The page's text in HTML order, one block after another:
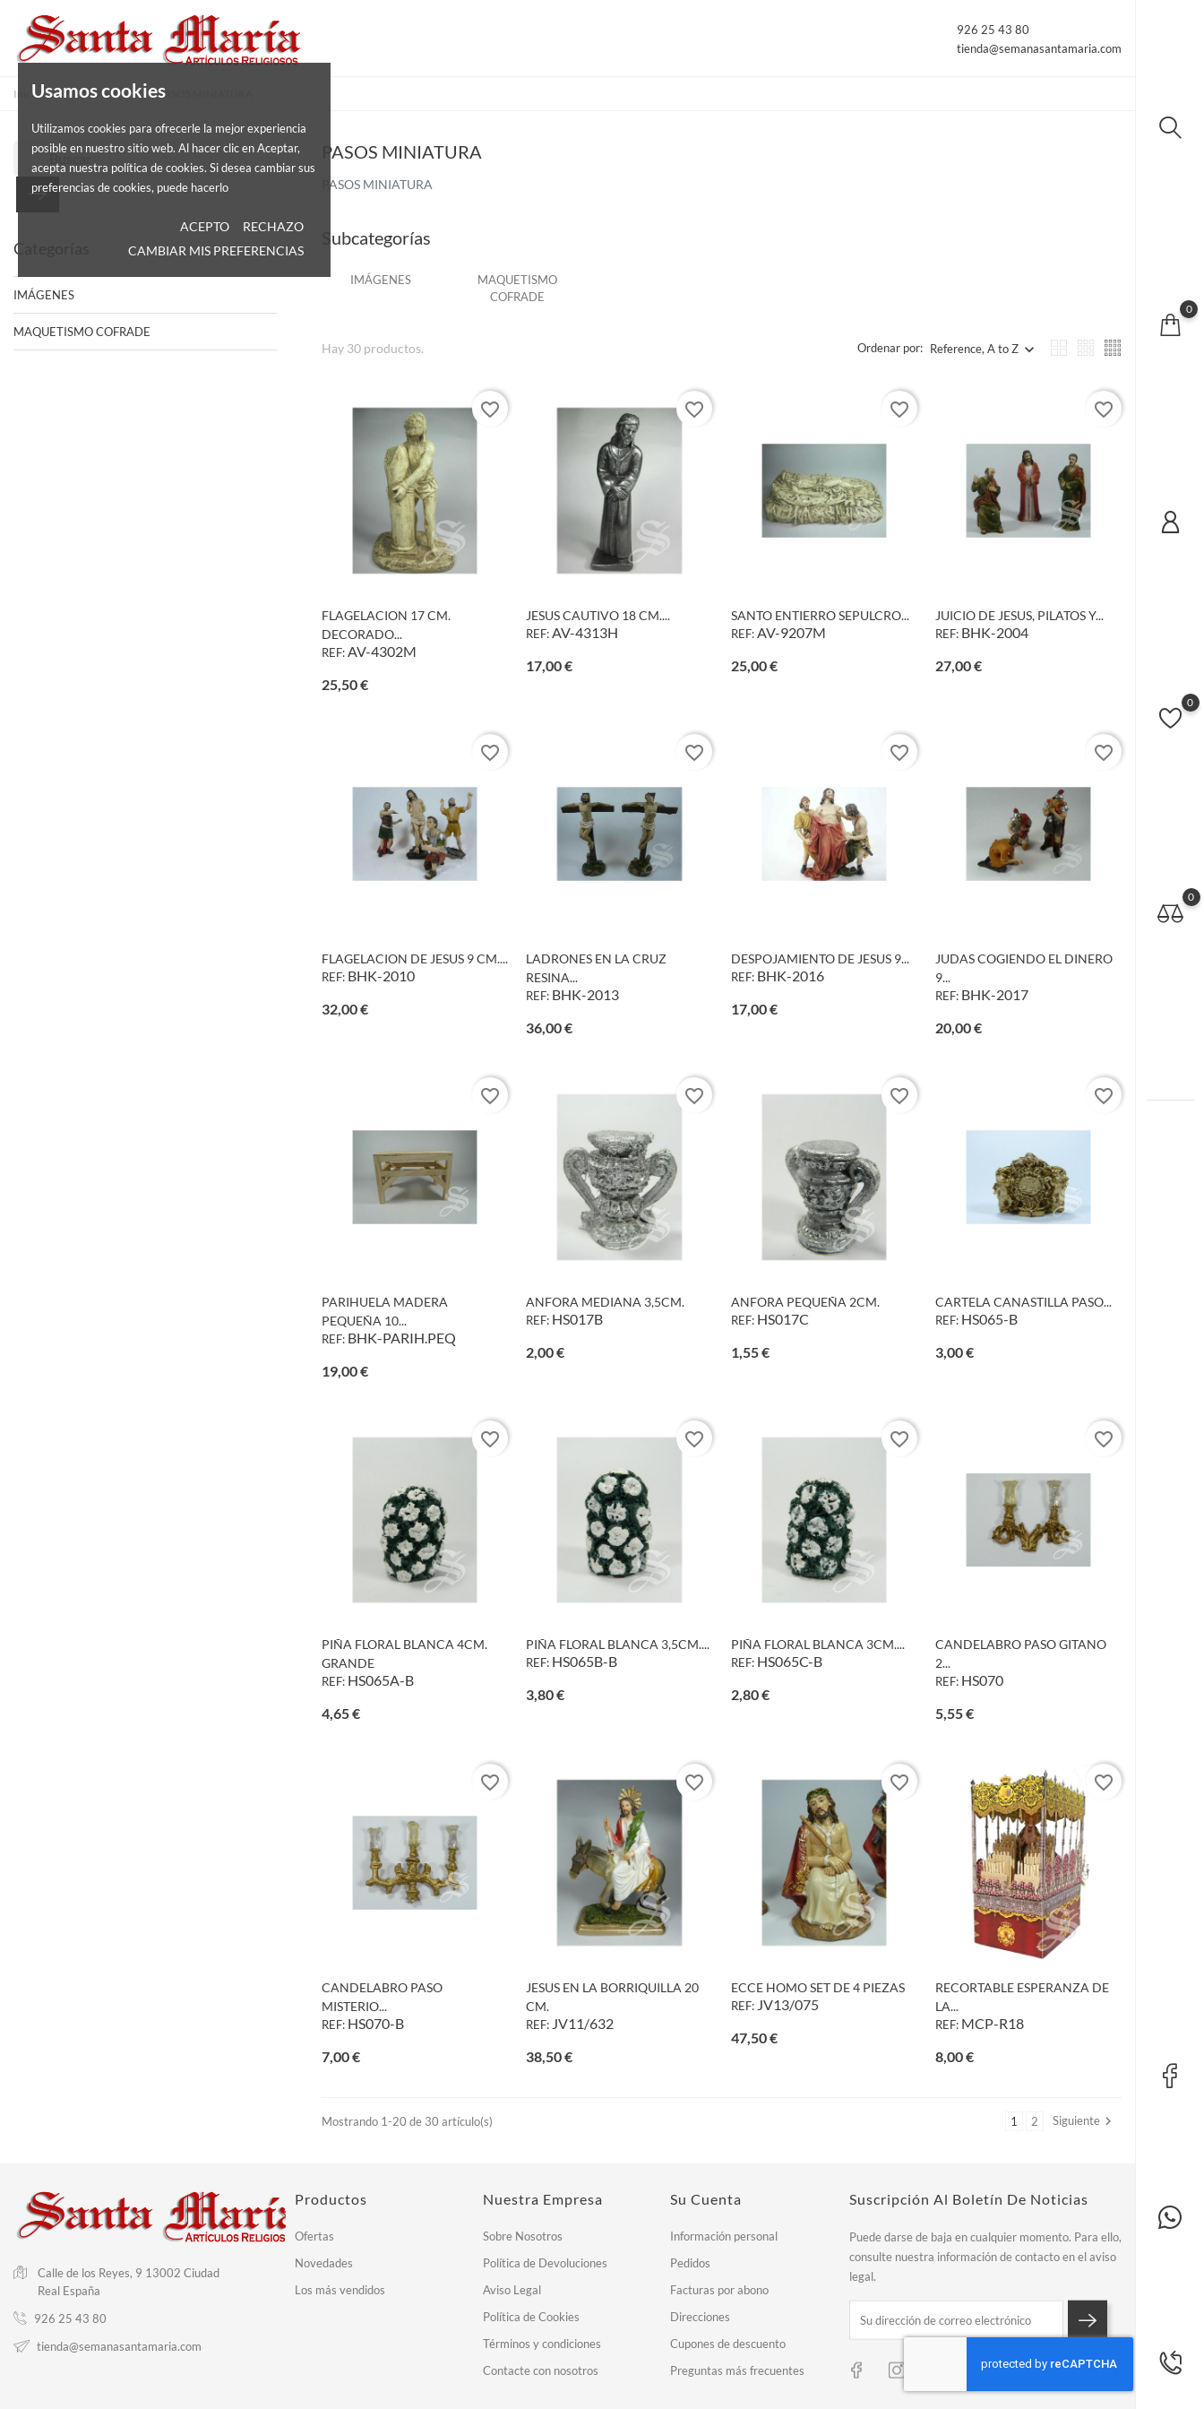
Usamos cookies
Utilizamos cookies para ofrecerle la mejor experiencia
posible en nuestro sitio web. Al hacer clic en Aceptar,
acepta nuestra política de cookies. Si desea cambiar sus
preferencias de cookies, puede hacerlo
ACEPTO
RECHAZO
CAMBIAR MIS PREFERENCIAS
0
0
0
926 25 43 80
tienda@semanasantamaria.com
Inicio SEMANA SANTA PASOS MINIATURA
Categorías
IMÁGENES
MAQUETISMO COFRADE
PASOS MINIATURA
PASOS MINIATURA
Subcategorías
IMÁGENES
MAQUETISMO
COFRADE
Hay 30 productos. Ordenar por: Reference, A to Z
FLAGELACION 17 CM.
DECORADO...
REF: AV-4302M
25,50 €Precio
favorite_border
JESUS CAUTIVO 18 CM....
REF: AV-4313H
17,00 €Precio
favorite_border
SANTO ENTIERRO SEPULCRO...
REF: AV-9207M
25,00 €Precio
favorite_border
JUICIO DE JESUS, PILATOS Y...
REF: BHK-2004
27,00 €Precio
favorite_border
FLAGELACION DE JESUS 9 CM....
REF: BHK-2010
32,00 €Precio
favorite_border
LADRONES EN LA CRUZ
RESINA...
REF: BHK-2013
36,00 €Precio
favorite_border
DESPOJAMIENTO DE JESUS 9...
REF: BHK-2016
17,00 €Precio
favorite_border
JUDAS COGIENDO EL DINERO
9...
REF: BHK-2017
20,00 €Precio
favorite_border
PARIHUELA MADERA
PEQUEÑA 10...
REF: BHK-PARIH.PEQ
19,00 €Precio
favorite_border
ANFORA MEDIANA 3,5CM.
REF: HS017B
2,00 €Precio
favorite_border
ANFORA PEQUEÑA 2CM.
REF: HS017C
1,55 €Precio
favorite_border
CARTELA CANASTILLA PASO...
REF: HS065-B
3,00 €Precio
favorite_border
PIÑA FLORAL BLANCA 4CM.
GRANDE
REF: HS065A-B
4,65 €Precio
favorite_border
PIÑA FLORAL BLANCA 3,5CM....
REF: HS065B-B
3,80 €Precio
favorite_border
PIÑA FLORAL BLANCA 3CM....
REF: HS065C-B
2,80 €Precio
favorite_border
CANDELABRO PASO GITANO
2...
REF: HS070
5,55 €Precio
favorite_border
CANDELABRO PASO
MISTERIO...
REF: HS070-B
7,00 €Precio
favorite_border
JESUS EN LA BORRIQUILLA 20
CM.
REF: JV11/632
38,50 €Precio
favorite_border
ECCE HOMO SET DE 4 PIEZAS
REF: JV13/075
47,50 €Precio
favorite_border
RECORTABLE ESPERANZA DE
LA...
REF: MCP-R18
8,00 €Precio
favorite_border
Mostrando 1-20 de 30 artículo(s) 1 2 Siguiente
Calle de los Reyes, 9 13002 Ciudad
Real España
926 25 43 80
tienda@semanasantamaria.com
Productos
Ofertas
Novedades
Los más vendidos
Nuestra Empresa
Sobre Nosotros
Política de Devoluciones
Aviso Legal
Política de Cookies
Términos y condiciones
Contacte con nosotros
Su Cuenta
Información personal
Pedidos
Facturas por abono
Direcciones
Cupones de descuento
Preguntas más frecuentes
Suscripción Al Boletín De Noticias
Puede darse de baja en cualquier momento. Para ello,
consulte nuestra información de contacto en el aviso
legal.